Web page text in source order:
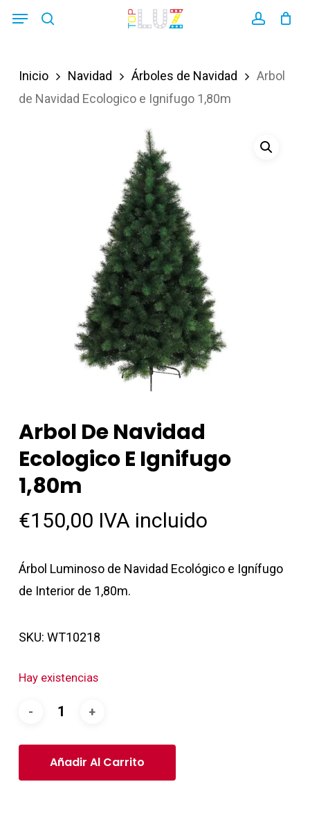
content
Menu
Inicio Navidad Árboles de Navidad
Arbol
de Navidad Ecologico e Ignifugo 1,80m
Arbol De Navidad
Ecologico E Ignifugo
1,80m
€150,00 IVA incluido
Árbol Luminoso de Navidad Ecológico e Ignífugo
de Interior de 1,80m.
SKU: WT10218
Hay existencias
Añadir Al Carrito